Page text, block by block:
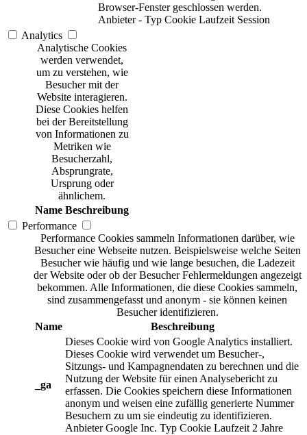
Browser-Fenster geschlossen werden.
Anbieter - Typ Cookie Laufzeit Session
Analytics
Analytische Cookies
werden verwendet,
um zu verstehen, wie
Besucher mit der
Website interagieren.
Diese Cookies helfen
bei der Bereitstellung
von Informationen zu
Metriken wie
Besucherzahl,
Absprungrate,
Ursprung oder
ähnlichem.
Name Beschreibung
Performance
Performance Cookies sammeln Informationen darüber, wie
Besucher eine Webseite nutzen. Beispielsweise welche Seiten
Besucher wie häufig und wie lange besuchen, die Ladezeit
der Website oder ob der Besucher Fehlermeldungen angezeigt
bekommen. Alle Informationen, die diese Cookies sammeln,
sind zusammengefasst und anonym - sie können keinen
Besucher identifizieren.
Name
Beschreibung
_ga
Dieses Cookie wird von Google Analytics installiert.
Dieses Cookie wird verwendet um Besucher-,
Sitzungs- und Kampagnendaten zu berechnen und die
Nutzung der Website für einen Analysebericht zu
erfassen. Die Cookies speichern diese Informationen
anonym und weisen eine zufällig generierte Nummer
Besuchern zu um sie eindeutig zu identifizieren.
Anbieter Google Inc. Typ Cookie Laufzeit 2 Jahre